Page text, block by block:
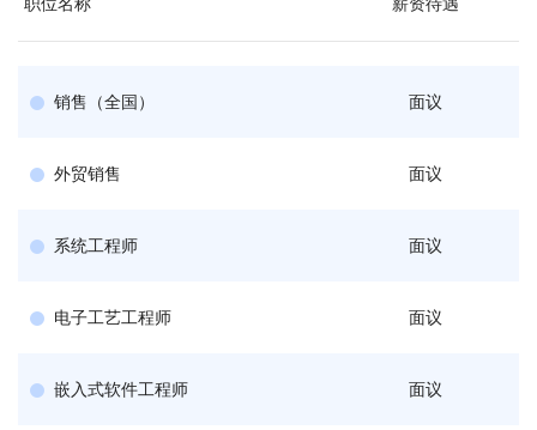
销售（全国） 面议
外贸销售 面议
系统工程师 面议
电子工艺工程师 面议
嵌入式软件工程师 面议